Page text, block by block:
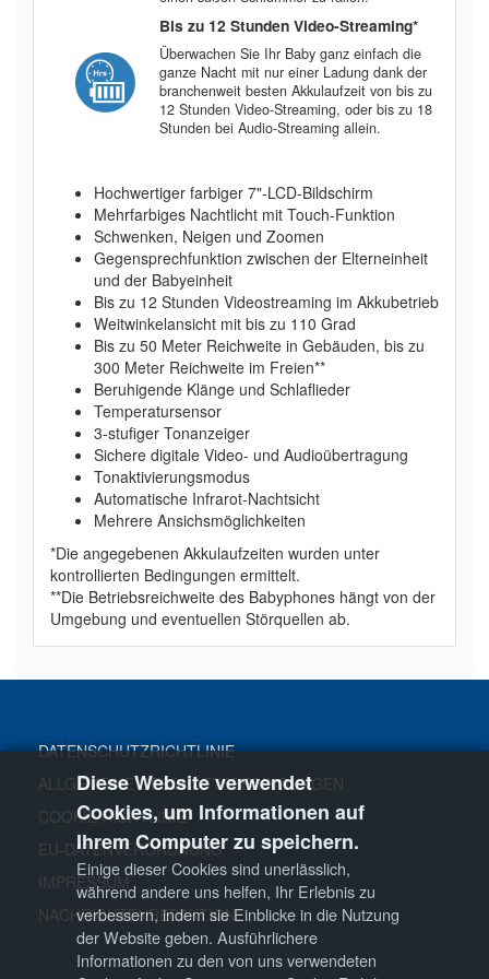
Diese Website verwendet
Cookies, um Informationen auf
Ihrem Computer zu speichern.
Einige dieser Cookies sind unerlässlich,
während andere uns helfen, Ihr Erlebnis zu
verbessern, indem sie Einblicke in die Nutzung
der Website geben. Ausführlichere
Informationen zu den von uns verwendeten
Bis zu 12 Stunden Video-Streaming*
Überwachen Sie Ihr Baby ganz einfach die
ganze Nacht mit nur einer Ladung dank der
branchenweit besten Akkulaufzeit von bis zu
12 Stunden Video-Streaming, oder bis zu 18
Stunden bei Audio-Streaming allein.
Hochwertiger farbiger 7"-LCD-Bildschirm
Mehrfarbiges Nachtlicht mit Touch-Funktion
Schwenken, Neigen und Zoomen
Gegensprechfunktion zwischen der Elterneinheit
und der Babyeinheit
Bis zu 12 Stunden Videostreaming im Akkubetrieb
Weitwinkelansicht mit bis zu 110 Grad
Bis zu 50 Meter Reichweite in Gebäuden, bis zu
300 Meter Reichweite im Freien**
Beruhigende Klänge und Schlaflieder
Temperatursensor
3-stufiger Tonanzeiger
Sichere digitale Video- und Audioübertragung
Tonaktivierungsmodus
Automatische Infrarot-Nachtsicht
Mehrere Ansichsmöglichkeiten
*Die angegebenen Akkulaufzeiten wurden unter
kontrollierten Bedingungen ermittelt.
**Die Betriebsreichweite des Babyphones hängt von der
Umgebung und eventuellen Störquellen ab.
DATENSCHUTZRICHTLINIE
ALLGEMEINE GESCHÄFTSBEDINGUNGEN
COOKIE RICHTLINIE
EU-DATENVERORDNUNG
IMPRESSUM
NACHRICHTENREDAKTION